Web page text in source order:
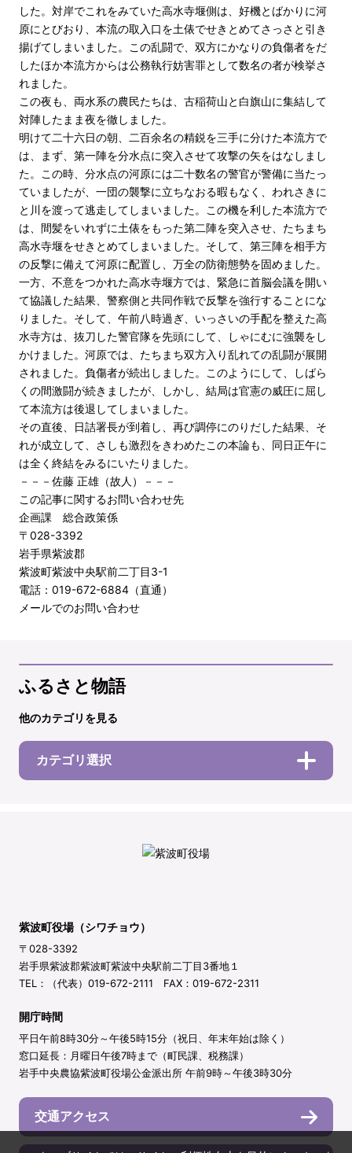
した。対岸でこれをみていた高水寺堰側は、好機とばかりに河
原にとびおり、本流の取入口を土俵でせきとめてさっさと引き
揚げてしまいました。この乱闘で、双方にかなりの負傷者をだ
したほか本流方からは公務執行妨害罪として数名の者が検挙さ
れました。
この夜も、両水系の農民たちは、古稲荷山と白旗山に集結して
対陣したまま夜を徹しました。
明けて二十六日の朝、二百余名の精鋭を三手に分けた本流方で
は、まず、第一陣を分水点に突入させて攻撃の矢をはなしまし
た。この時、分水点の河原には二十数名の警官が警備に当たっ
ていましたが、一団の襲撃に立ちなおる暇もなく、われさきに
と川を渡って逃走してしまいました。この機を利した本流方で
は、間髪をいれずに土俵をもった第二陣を突入させ、たちまち
高水寺堰をせきとめてしまいました。そして、第三陣を相手方
の反撃に備えて河原に配置し、万全の防衛態勢を固めました。
一方、不意をつかれた高水寺堰方では、緊急に首脳会議を開い
て協議した結果、警察側と共同作戦で反撃を強行することにな
りました。そして、午前八時過ぎ、いっさいの手配を整えた高
水寺方は、抜刀した警官隊を先頭にして、しゃにむに強襲をし
かけました。河原では、たちまち双方入り乱れての乱闘が展開
されました。負傷者が続出しました。このようにして、しばら
くの間激闘が続きましたが、しかし、結局は官憲の威圧に屈し
て本流方は後退してしまいました。
その直後、日詰署長が到着し、再び調停にのりだした結果、そ
れが成立して、さしも激烈をきわめたこの本論も、同日正午に
は全く終結をみるにいたりました。
－－－佐藤 正雄（故人）－－－
この記事に関するお問い合わせ先
企画課 総合政策係
〒028-3392
岩手県紫波郡
紫波町紫波中央駅前二丁目3-1
電話：019-672-6884（直通）
メールでのお問い合わせ
ふるさと物語
他のカテゴリを見る
カテゴリ選択
紫波町役場（シワチョウ）
〒028-3392
岩手県紫波郡紫波町紫波中央駅前二丁目3番地１
TEL：（代表）019-672-2111 FAX：019-672-2311
開庁時間
平日午前8時30分～午後5時15分（祝日、年末年始は除く）
窓口延長：月曜日午後7時まで（町民課、税務課）
岩手中央農協紫波町役場公金派出所 午前9時～午後3時30分
交通アクセス